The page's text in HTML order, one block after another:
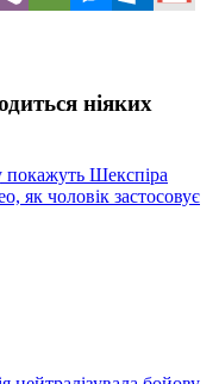
ніяких
Шекспіра
як чоловік застосовує